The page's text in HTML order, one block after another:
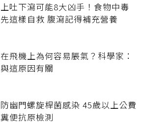
上吐下瀉可能8大凶手！食物中毒
先這樣自救 腹瀉記得補充營養
在飛機上為何容易脹氣？科學家：
與這原因有關
防幽門螺旋桿菌感染 45歲以上公費
糞便抗原檢測